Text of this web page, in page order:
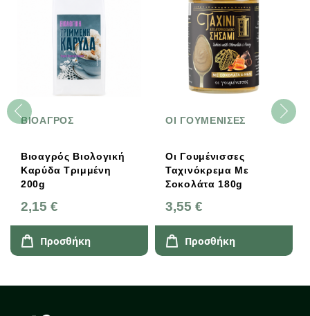
ΒΙΟΑΓΡΟΣ
Βιοαγρός Βιολογική
Καρύδα Τριμμένη
200g
2,15 €
Προσθήκη
ΟΙ ΓΟΥΜΕΝΙΣΕΣ
Οι Γουμένισσες
Ταχινόκρεμα Με
Σοκολάτα 180g
3,55 €
Προσθήκη